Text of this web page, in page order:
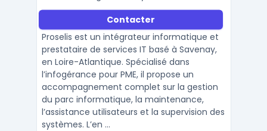
intégration Microsoft 365 pour
PME. Il accompagne les
entreprises avec des solutions
sur-mesure et un support
réactif.
Contacter
Proselis est un intégrateur informatique et
prestataire de services IT basé à Savenay,
en Loire-Atlantique. Spécialisé dans
l’infogérance pour PME, il propose un
accompagnement complet sur la gestion
du parc informatique, la maintenance,
l’assistance utilisateurs et la supervision des
systèmes. L’en ...